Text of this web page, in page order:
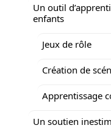
Un outil
enfants
Jeux de rôle
Création de
Apprentissage
Un soutien